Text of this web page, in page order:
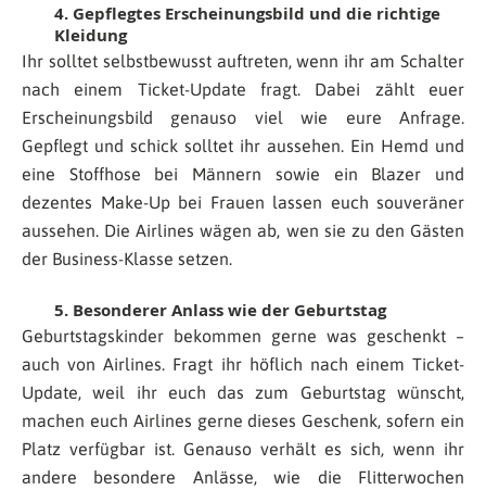
4. Gepflegtes Erscheinungsbild und die richtige
Kleidung
Ihr solltet selbstbewusst auftreten, wenn ihr am Schalter
nach einem Ticket-Update fragt. Dabei zählt euer
Erscheinungsbild genauso viel wie eure Anfrage.
Gepflegt und schick solltet ihr aussehen. Ein Hemd und
eine Stoffhose bei Männern sowie ein Blazer und
dezentes Make-Up bei Frauen lassen euch souveräner
aussehen. Die Airlines wägen ab, wen sie zu den Gästen
der Business-Klasse setzen.
5. Besonderer Anlass wie der Geburtstag
Geburtstagskinder bekommen gerne was geschenkt –
auch von Airlines. Fragt ihr höflich nach einem Ticket-
Update, weil ihr euch das zum Geburtstag wünscht,
machen euch Airlines gerne dieses Geschenk, sofern ein
Platz verfügbar ist. Genauso verhält es sich, wenn ihr
andere besondere Anlässe, wie die Flitterwochen